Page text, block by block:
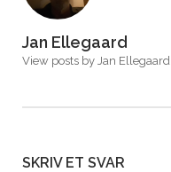
Jan Ellegaard
View posts by Jan Ellegaard
SKRIV ET SVAR